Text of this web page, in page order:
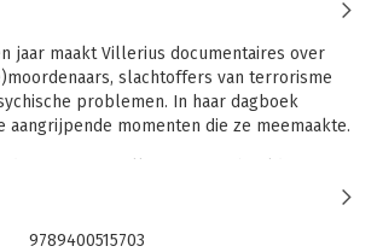
jaar maakt Villerius documentaires over
slachtoffers van terrorisme
problemen. In haar dagboek
aangrijpende momenten die ze meemaakte.
lezer diep in het hart. Je komt tot de
in staat is om slechte dingen te doen,
maar worden ingedrukt. De grens
9789400515703